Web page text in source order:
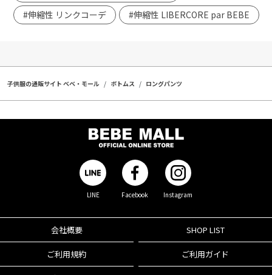
#伸縮性 リンクコーデ
#伸縮性 LIBERCORE par BEBE
子供服の通販サイト ベベ・モール ボトムス ロングパンツ
LINE Facebook Instagram
会社概要 SHOP LIST
ご利用規約 ご利用ガイド